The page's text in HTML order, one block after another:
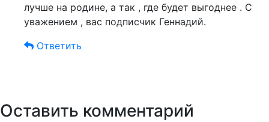
лучше на родине, а так , где будет выгоднее . С
уважением , вас подписчик Геннадий.
Ответить
Оставить комментарий